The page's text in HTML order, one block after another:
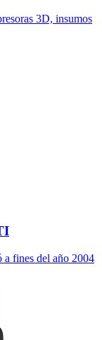
3D, insumos
fines del año 2004